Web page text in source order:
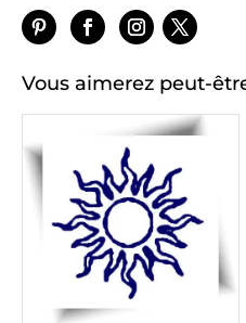
Vous aimerez peut-